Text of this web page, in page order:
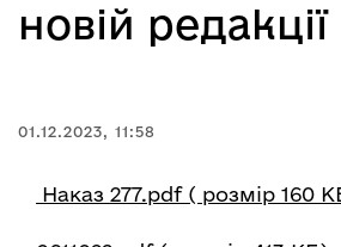
новій редакції
01.12.2023, 11:58
Наказ 277.pdf ( розмір 160